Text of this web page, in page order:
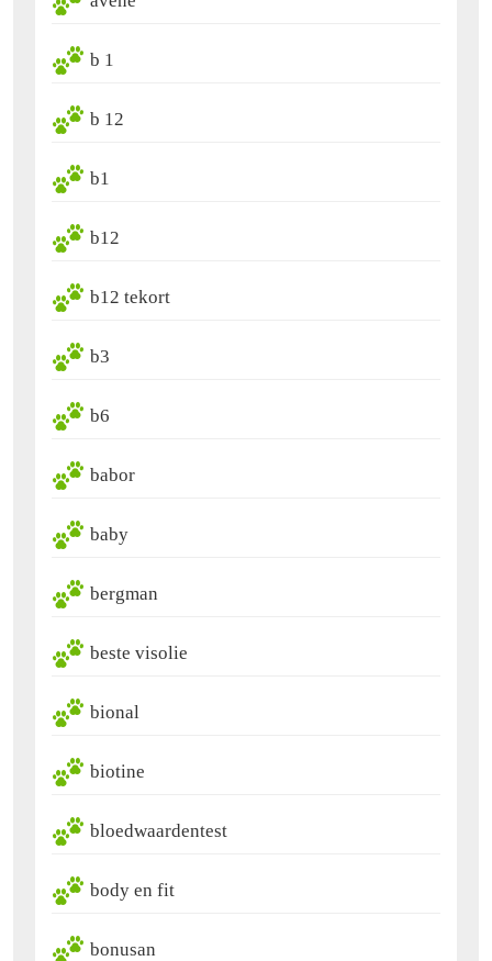
b 1
b 12
b1
b12
b12 tekort
b3
b6
babor
baby
bergman
beste visolie
bional
biotine
bloedwaardentest
body en fit
bonusan